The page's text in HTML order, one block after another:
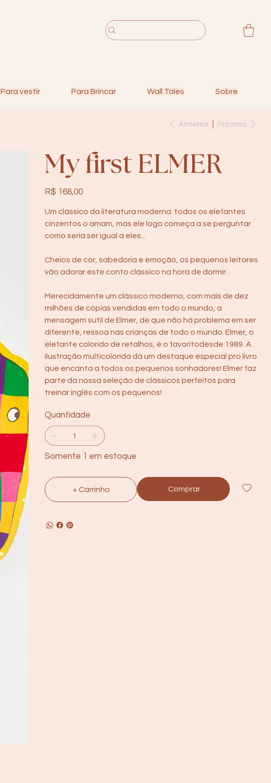
Para vestir Para Brincar Wall Tales Sobre
Anterior Próximo
My first ELMER
Preço
R$ 168,00
Um clássico da literatura moderna: todos os elefantes
cinzentos o amam, mas ele logo começa a se perguntar
como seria ser igual a eles...
Cheios de cor, sabedoria e emoção, os pequenos leitores
vão adorar este conto clássico na hora de dormir.
Merecidamente um clássico moderno, com mais de dez
milhões de cópias vendidas em todo o mundo, a
mensagem sutil de Elmer, de que não há problema em ser
diferente, ressoa nas crianças de todo o mundo. Elmer, o
elefante colorido de retalhos, é o favoritodesde 1989. A
ilustração multicolorida dá um destaque especial pro livro
que encanta a todos os pequenos sonhadores! Elmer faz
parte da nossa seleção de clássicos perfeitos para
treinar inglês com os pequenos!
Quantidade
Somente 1 em estoque
+ Carrinho Comprar